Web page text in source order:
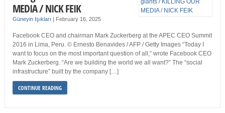
MEDIA / NICK FEIK
Güneyin Işıkları | February 16, 2025
Facebook CEO and chairman Mark Zuckerberg at the APEC CEO Summit
2016 in Lima, Peru. © Ernesto Benavides / AFP / Getty Images “Today I
want to focus on the most important question of all,” wrote Facebook CEO
Mark Zuckerberg. “Are we building the world we all want?” The “social
infrastructure” built by the company […]
CONTINUE READING